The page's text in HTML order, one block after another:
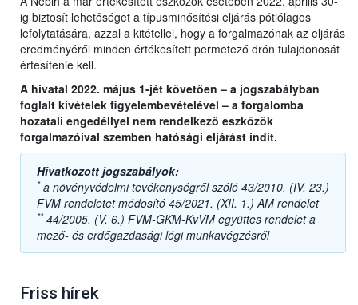
ig biztosít lehetőséget a típusminősítési eljárás pótlólagos
lefolytatására, azzal a kitétellel, hogy a forgalmazónak az eljárás
eredményéről minden értékesített permetező drón tulajdonosát
értesítenie kell.
A hivatal 2022. május 1-jét követően – a jogszabályban
foglalt kivételek figyelembevételével – a forgalomba
hozatali engedéllyel nem rendelkező eszközök
forgalmazóival szemben hatósági eljárást indít.
Hivatkozott jogszabályok:
*a növényvédelmi tevékenységről szóló 43/2010. (IV. 23.)
FVM rendeletet módosító 45/2021. (XII. 1.) AM rendelet
**44/2005. (V. 6.) FVM-GKM-KvVM együttes rendelet a
mező- és erdőgazdasági légi munkavégzésről
Friss hírek